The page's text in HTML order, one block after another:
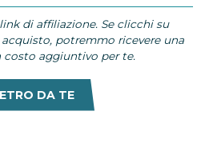
di affiliazione. Se clicchi su
potremmo ricevere una
costo aggiuntivo per te.
DA TE